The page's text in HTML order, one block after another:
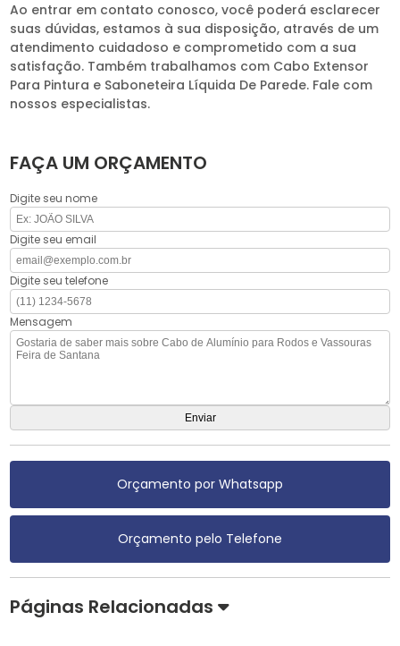
Ao entrar em contato conosco, você poderá esclarecer
suas dúvidas, estamos à sua disposição, através de um
atendimento cuidadoso e comprometido com a sua
satisfação. Também trabalhamos com Cabo Extensor
Para Pintura e Saboneteira Líquida De Parede. Fale com
nossos especialistas.
FAÇA UM ORÇAMENTO
Digite seu nome
Digite seu email
Digite seu telefone
Mensagem
Orçamento por Whatsapp
Orçamento pelo Telefone
Páginas Relacionadas